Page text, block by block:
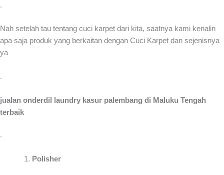
.
Nah setelah tau tentang cuci karpet dari kita, saatnya kami kenalin
apa saja produk yang berkaitan dengan Cuci Karpet dan sejenisnya
ya
.
jualan onderdil laundry kasur palembang di Maluku Tengah
terbaik
.
Polisher